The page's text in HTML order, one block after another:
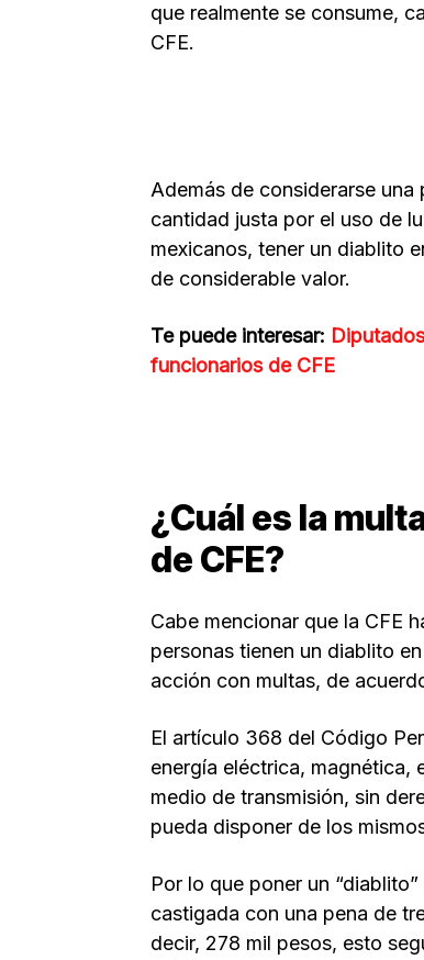
que realmente se consume,
CFE.
Además de considerarse
cantidad justa por el uso de
mexicanos, tener un diablito
de considerable valor.
Te puede interesar:
funcionarios de CFE
¿Cuál es la
de CFE?
Cabe mencionar que la CFE
personas tienen un diablito
acción con multas, de
El artículo 368 del Código
energía eléctrica, magnética,
medio de transmisión, sin
pueda disponer de los
Por lo que poner un
castigada con una pena de
decir, 278 mil pesos, esto